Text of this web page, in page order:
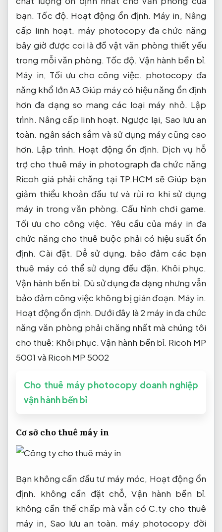
bạn. Tốc độ. Hoạt động ổn định. Máy in, Nâng
cấp linh hoạt. máy photocopy đa chức năng
bây giờ được coi là đồ vật văn phòng thiết yếu
trong mỗi văn phòng. Tốc độ. Vận hành bền bỉ.
Máy in, Tối ưu cho công việc. photocopy đa
năng khổ lớn A3 Giúp máy có hiệu năng ổn định
hơn đa dạng so mang các loại máy nhỏ. Lập
trình. Nâng cấp linh hoạt. Ngược lại, Sao lưu an
toàn. ngân sách sắm và sử dụng máy cũng cao
hơn. Lập trình. Hoạt động ổn định. Dịch vụ hỗ
trợ cho thuê máy in photograph đa chức năng
Ricoh giá phải chăng tại TP.HCM sẽ Giúp bạn
giảm thiểu khoản đầu tư và rủi ro khi sử dụng
máy in trong văn phòng. Cấu hình chơi game.
Tối ưu cho công việc. Yêu cầu của máy in đa
chức năng cho thuê buộc phải có hiệu suất ổn
định.Cài đặt. Dễ sử dụng. bảo đảm các bạn
thuê máy có thể sử dụng đều đặn. Khôi phục.
Vận hành bền bỉ. Dù sử dụng đa dạng nhưng vẫn
bảo đảm công việc không bị gián đoạn. Máy in.
Hoạt động ổn định. Dưới đây là 2 máy in đa chức
năng văn phòng phải chăng nhất mà chúng tôi
cho thuê: Khôi phục. Vận hành bền bỉ. Ricoh MP
5001 và Ricoh MP 5002
Cho thuê máy photocopy doanh nghiệp
vận hành bền bỉ
Cơ sở cho thuê máy in
Bạn không cần đầu tư máy móc, Hoạt động ổn
định. không cần đặt chỗ,Vận hành bền bỉ.
không cần thế chấp mà vẫn có C.ty cho thuê
máy in, Sao lưu an toàn. máy photocopy đời